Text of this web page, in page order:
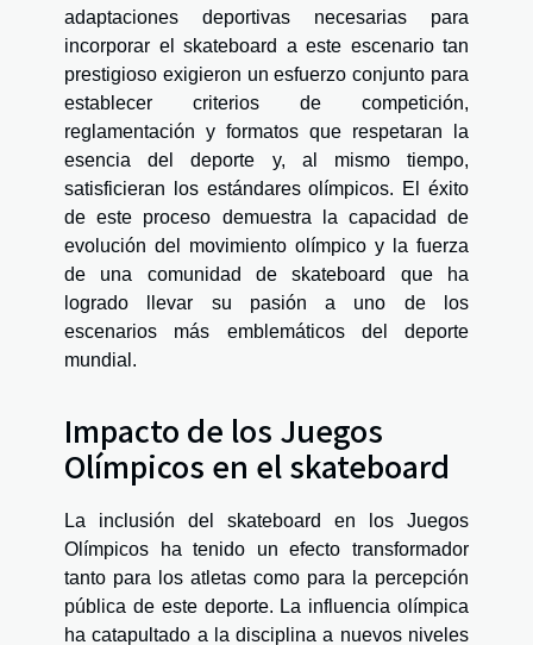
adaptaciones deportivas necesarias para
incorporar el skateboard a este escenario tan
prestigioso exigieron un esfuerzo conjunto para
establecer criterios de competición,
reglamentación y formatos que respetaran la
esencia del deporte y, al mismo tiempo,
satisficieran los estándares olímpicos. El éxito
de este proceso demuestra la capacidad de
evolución del movimiento olímpico y la fuerza
de una comunidad de skateboard que ha
logrado llevar su pasión a uno de los
escenarios más emblemáticos del deporte
mundial.
Impacto de los Juegos
Olímpicos en el skateboard
La inclusión del skateboard en los Juegos
Olímpicos ha tenido un efecto transformador
tanto para los atletas como para la percepción
pública de este deporte. La influencia olímpica
ha catapultado a la disciplina a nuevos niveles